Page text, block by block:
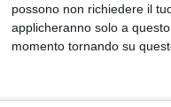
possono non richiedere il
applicheranno solo a
momento tornando su